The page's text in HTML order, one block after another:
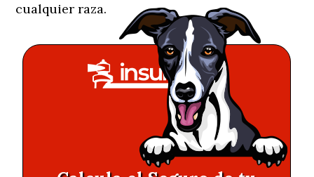
cualquier raza.